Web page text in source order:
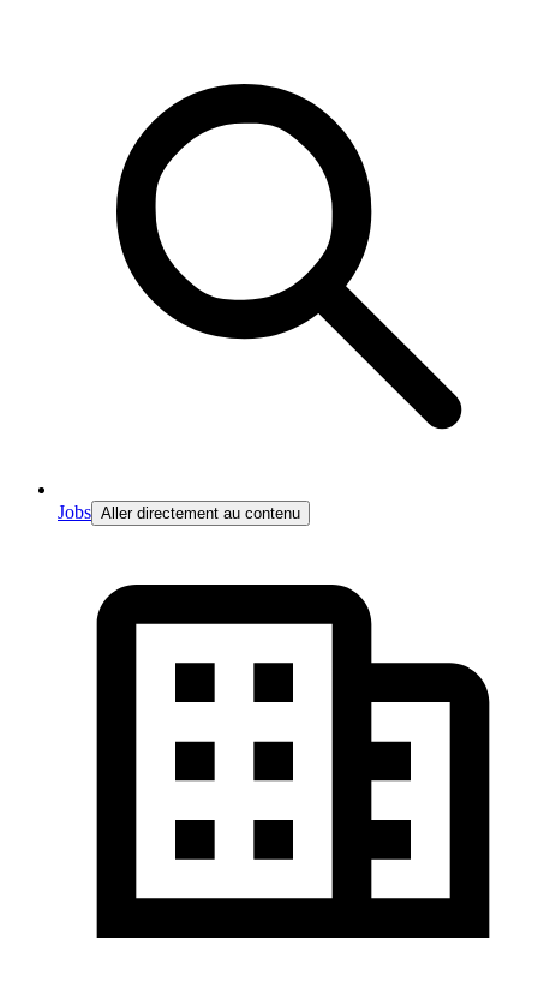
Jobs Aller directement au contenu